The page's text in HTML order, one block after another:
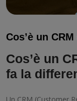
Cos’è un
Cos’è un
fa la